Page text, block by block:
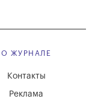
О ЖУРНАЛЕ
Реклама
Контакты